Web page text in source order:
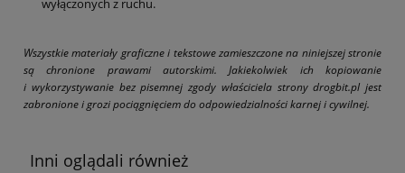
wyłączonych z ruchu.
Wszystkie materiały graficzne i tekstowe zamieszczone na niniejszej stronie
są chronione prawami autorskimi. Jakiekolwiek ich kopiowanie
i wykorzystywanie bez pisemnej zgody właściciela strony drogbit.pl jest
zabronione i grozi pociągnięciem do odpowiedzialności karnej i cywilnej.
Inni oglądali również